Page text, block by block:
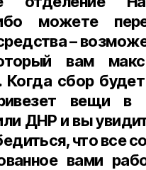
можете
–
вам
Когда сбор
вещи в
ДНР и вы
что все
вами